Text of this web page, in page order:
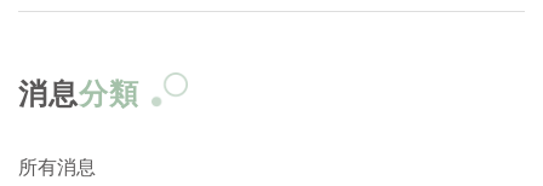
消息分類
所有消息